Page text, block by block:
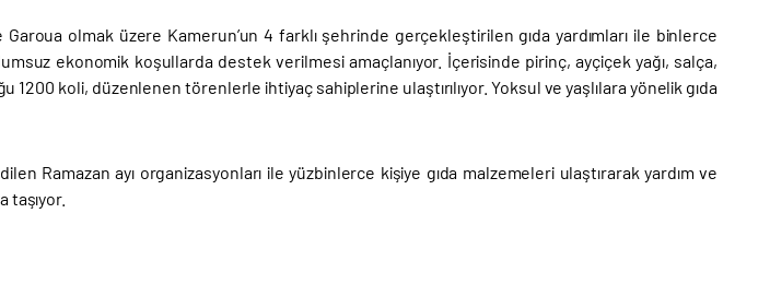
olmak üzere Kamerun’un 4 farklı şehrinde gerçekleştirilen gıda yardımları ile binlerce
olumsuz ekonomik koşullarda destek verilmesi amaçlanıyor. İçerisinde pirinç, ayçiçek yağı, salça,
koli, düzenlenen törenlerle ihtiyaç sahiplerine ulaştırılıyor. Yoksul ve yaşlılara yönelik gıda
Ramazan ayı organizasyonları ile yüzbinlerce kişiye gıda malzemeleri ulaştırarak yardım ve
taşıyor.